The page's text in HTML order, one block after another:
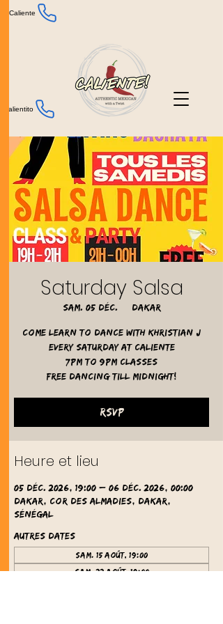
Caliente
Calientito
Saturday Salsa
sam. 05 déc.
  |
Dakar
Come learn to dance with Khristian J
Every Saturday at Caliente
7pm to 9pm classes
free dancing till midnight!
RSVP
Heure et lieu
05 déc. 2026, 19:00 – 06 déc. 2026, 00:00
Dakar, Cor des Almadies, Dakar,
Sénégal
Autres dates
sam. 15 août, 19:00
sam. 22 août, 19:00